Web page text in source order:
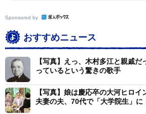
Sponsored by
おすすめニュース
【写真】えっ、木村多江と親戚
っているという驚きの歌手
【写真】娘は慶応卒の大河ヒロ
夫妻の夫、70代で「大学院生」に